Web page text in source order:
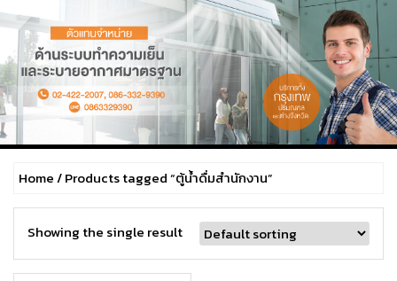
Home/ Products tagged “ตู้น้ำดื่มสำนักงาน”
Showing the single result